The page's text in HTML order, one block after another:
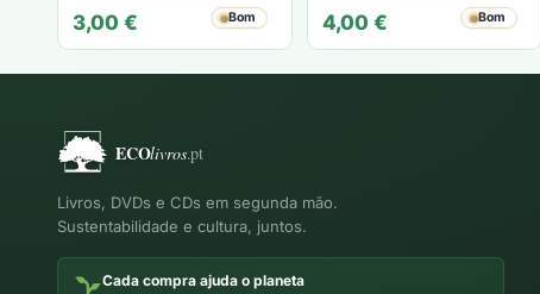
3,00 € Bom 4,00 € Bom
Livros, DVDs e CDs em segunda mão.
Sustentabilidade e cultura, juntos.
Cada compra ajuda o planeta